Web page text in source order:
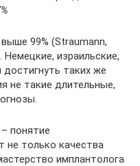
99% (Straumann,
израильские,
таких же
не такие длительные,
понятие
не только качества
имплантолога